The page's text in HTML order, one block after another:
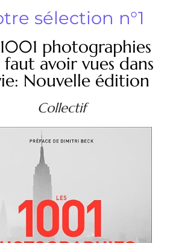
sélection n°1
1001 photographies
avoir vues dans
Nouvelle édition
Collectif